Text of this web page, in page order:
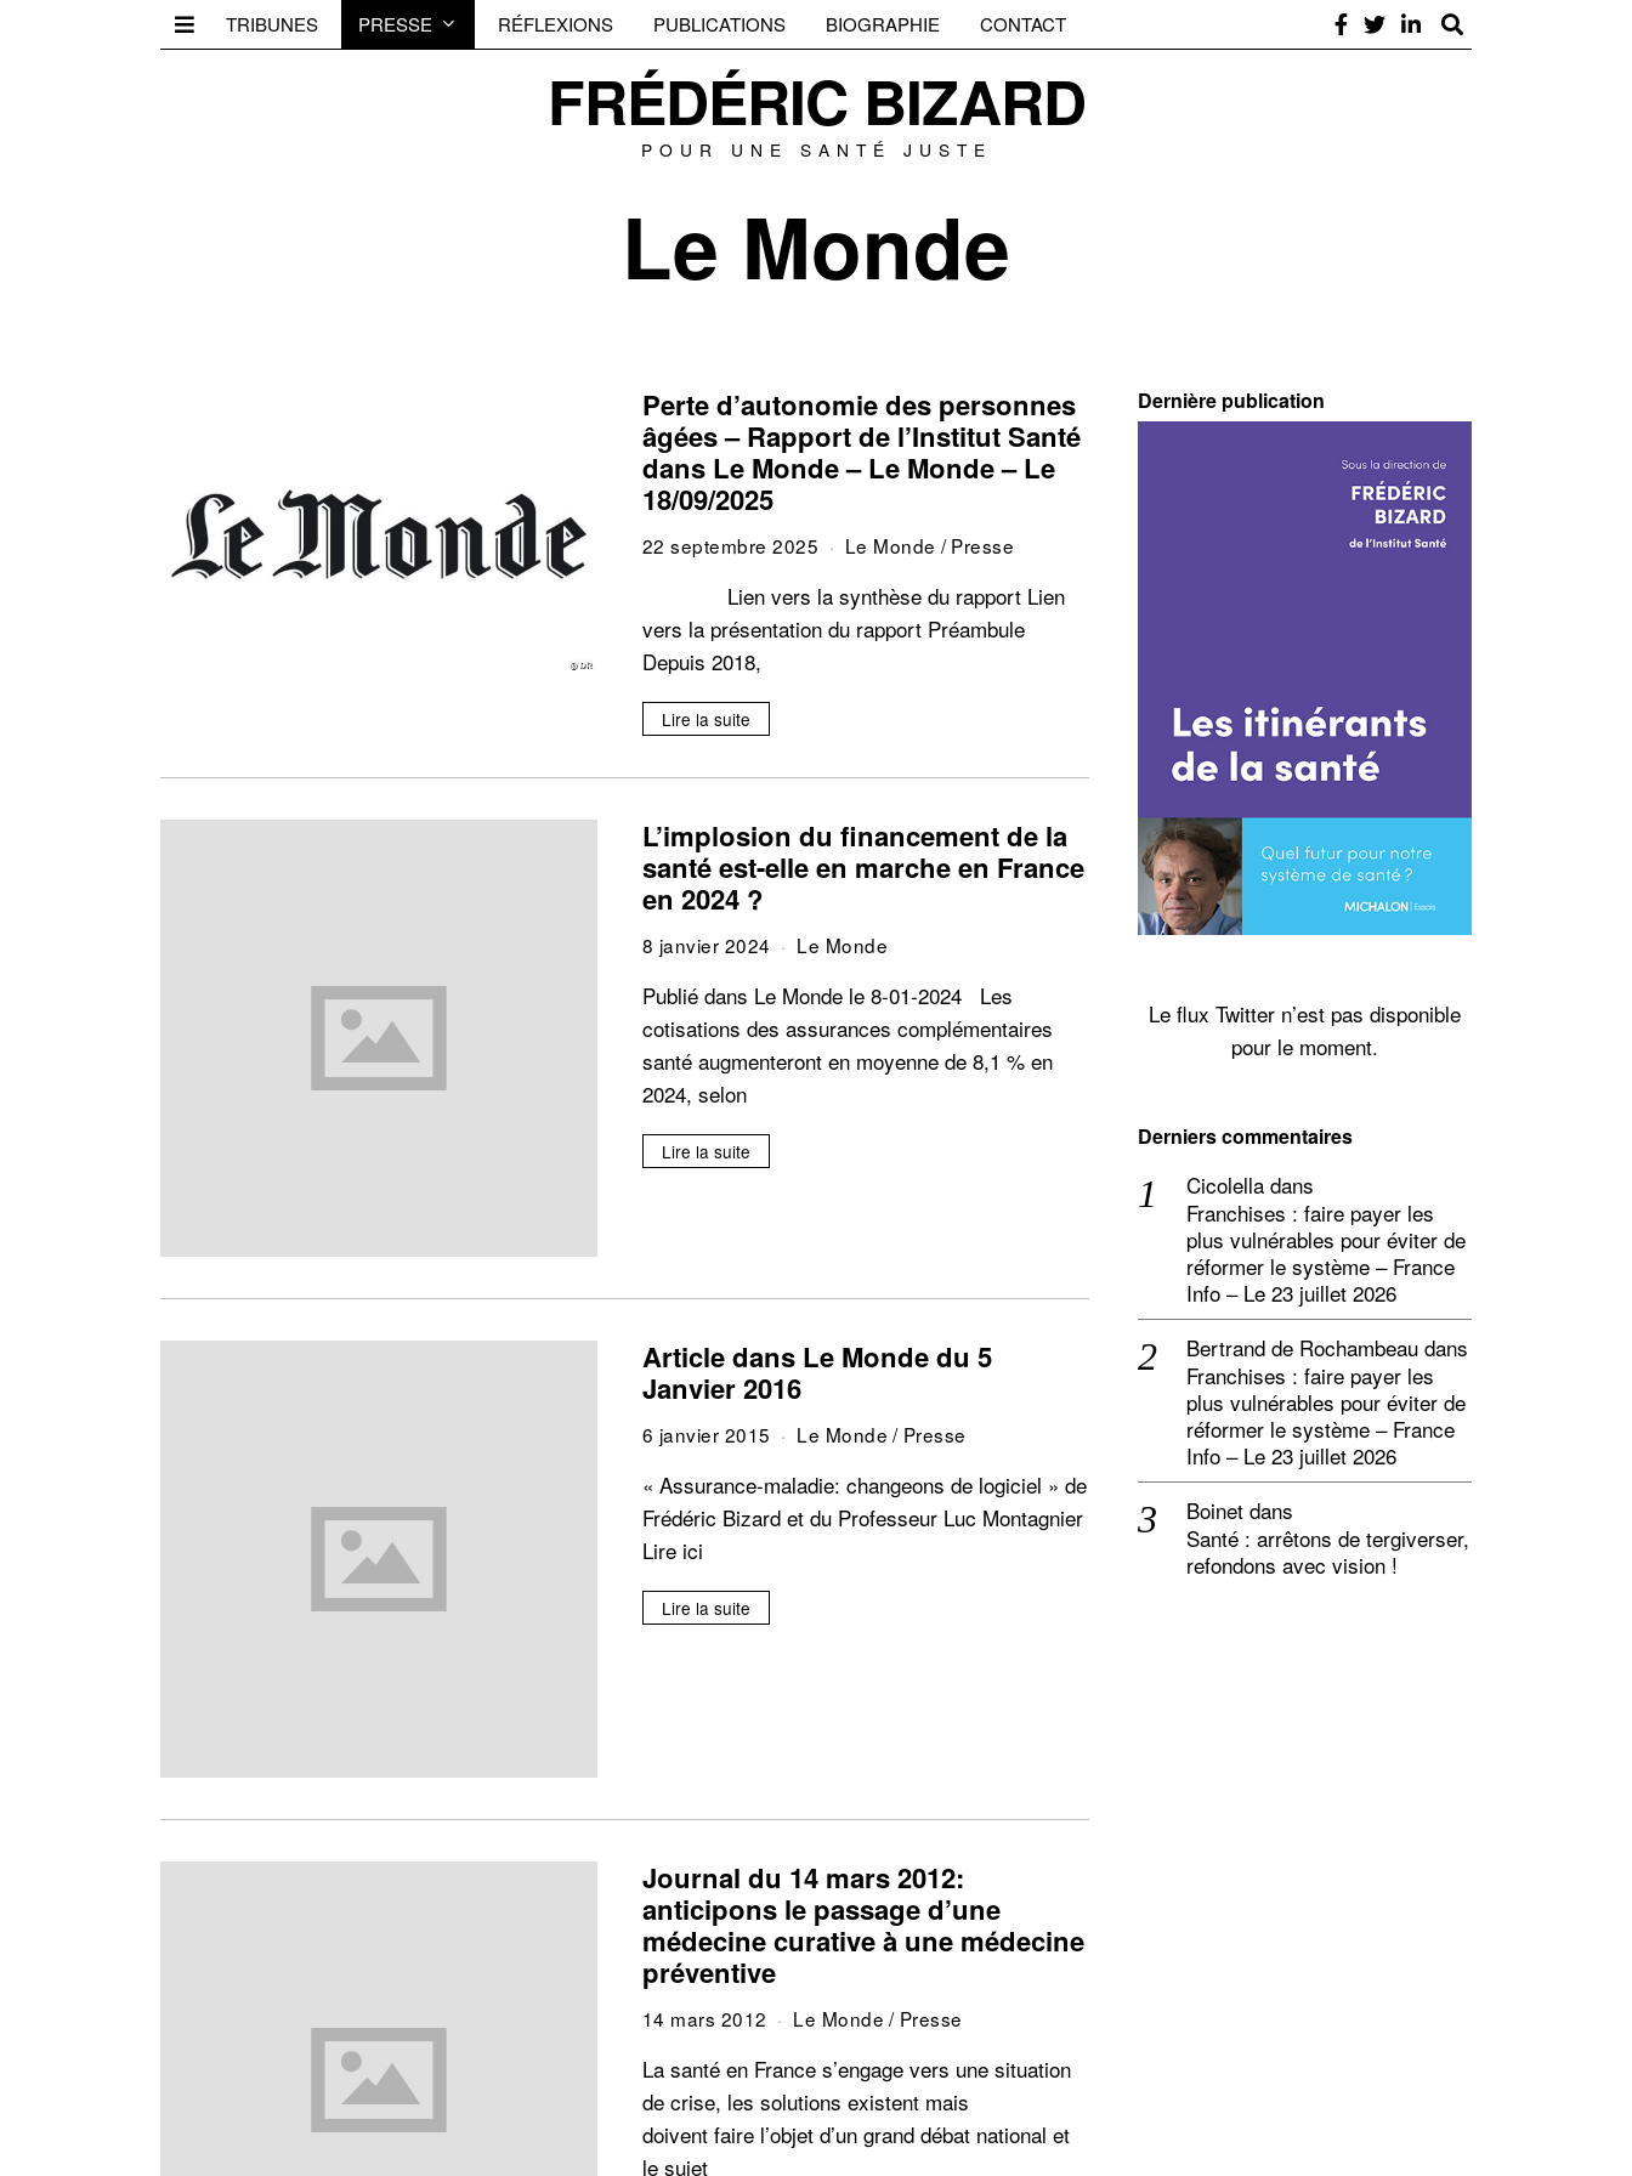
TRIBUNES PRESSE RÉFLEXIONS PUBLICATIONS BIOGRAPHIE CONTACT
FRÉDÉRIC BIZARD
POUR UNE SANTÉ JUSTE
Le Monde
Perte d’autonomie des personnes
âgées – Rapport de l’Institut Santé
dans Le Monde – Le Monde – Le
18/09/2025
22 septembre 2025 Le Monde / Presse
Lien vers la synthèse du rapport Lien
vers la présentation du rapport Préambule
Depuis 2018,
Lire la suite
L’implosion du financement de la
santé est-elle en marche en France
en 2024 ?
8 janvier 2024 Le Monde
Publié dans Le Monde le 8-01-2024 Les
cotisations des assurances complémentaires
santé augmenteront en moyenne de 8,1 % en
2024, selon
Lire la suite
Article dans Le Monde du 5
Janvier 2016
6 janvier 2015 Le Monde / Presse
« Assurance-maladie: changeons de logiciel » de
Frédéric Bizard et du Professeur Luc Montagnier
Lire ici
Lire la suite
Journal du 14 mars 2012:
anticipons le passage d’une
médecine curative à une médecine
préventive
14 mars 2012 Le Monde / Presse
La santé en France s’engage vers une situation
de crise, les solutions existent mais
doivent faire l’objet d’un grand débat national et
le sujet
Dernière publication
Le flux Twitter n’est pas disponible
pour le moment.
Derniers commentaires
Cicolella dans
Franchises : faire payer les
plus vulnérables pour éviter de
réformer le système – France
Info – Le 23 juillet 2026
Bertrand de Rochambeau dans
Franchises : faire payer les
plus vulnérables pour éviter de
réformer le système – France
Info – Le 23 juillet 2026
Boinet dans
Santé : arrêtons de tergiverser,
refondons avec vision !